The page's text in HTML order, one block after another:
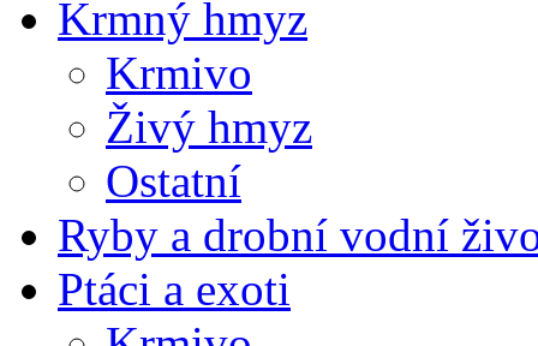
Krmný hmyz
Krmivo
Živý hmyz
Ostatní
Ryby a drobní vodní
Ptáci a exoti